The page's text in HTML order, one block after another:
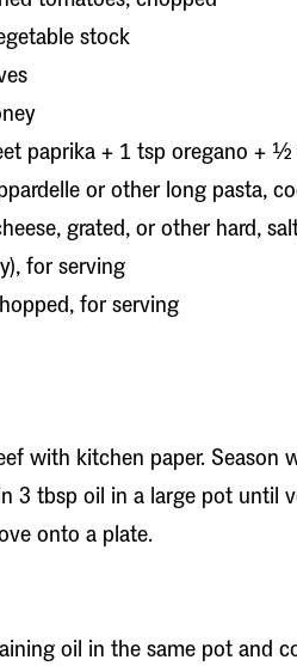
stock
paprika + 1 tsp oregano +
or other long pasta,
grated, or other hard,
for serving
for serving
with kitchen paper. Season
3 tbsp oil in a large pot until
onto a plate.
oil in the same pot and